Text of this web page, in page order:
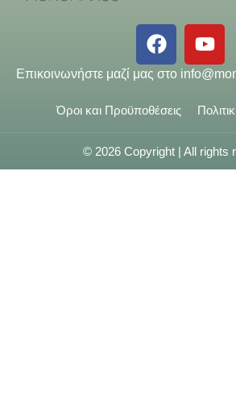
Επικοινωνήστε μαζί μας στο
Όροι και Προϋποθέσεις
© 2026 Copyright | All rights